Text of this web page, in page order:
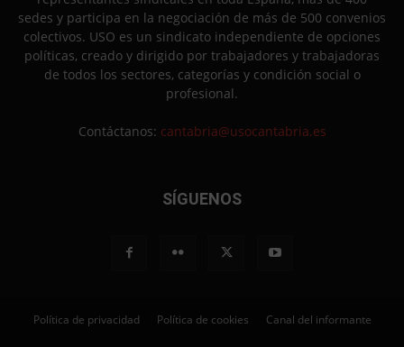
sedes y participa en la negociación de más de 500 convenios
colectivos. USO es un sindicato independiente de opciones
políticas, creado y dirigido por trabajadores y trabajadoras
de todos los sectores, categorías y condición social o
profesional.
Contáctanos: cantabria@usocantabria.es
SÍGUENOS
Política de privacidad Política de cookies Canal del informante